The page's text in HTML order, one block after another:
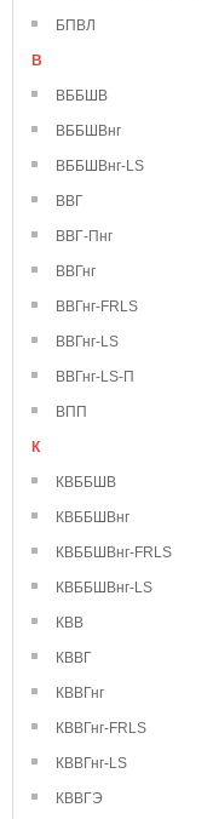
БПВЛ
В
ВББШВ
ВББШВнг
ВББШВнг-LS
ВВГ
ВВГ-Пнг
ВВГнг
ВВГнг-FRLS
ВВГнг-LS
ВВГнг-LS-П
ВПП
К
КВББШВ
КВББШВнг
КВББШВнг-FRLS
КВББШВнг-LS
КВВ
КВВГ
КВВГнг
КВВГнг-FRLS
КВВГнг-LS
КВВГЭ